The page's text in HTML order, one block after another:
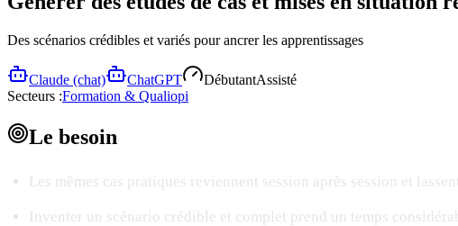
Des scénarios crédibles et variés pour ancrer les apprentissages
Claude (chat) ChatGPT DébutantAssisté
Secteurs :Formation & Qualiopi
Le besoin
Les mêmes cas pratiques reviennent session après session et lassent
Inventer un scénario crédible et complet prend un temps